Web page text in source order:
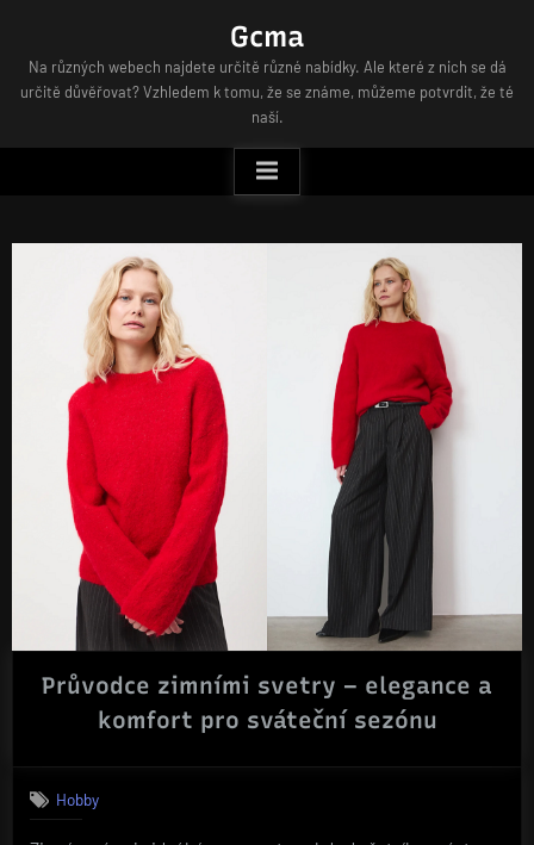
content
Gcma
Na různých webech najdete určitě různé nabídky. Ale které z nich se dá
určitě důvěřovat? Vzhledem k tomu, že se známe, můžeme potvrdit, že té
naší.
Průvodce zimními svetry – elegance a
komfort pro sváteční sezónu
Hobby